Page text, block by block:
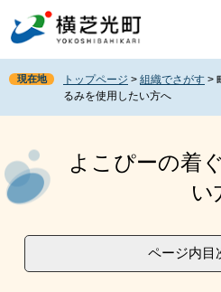
ジ
先
。
ュ
を
て
本
文
現在地 トップページ > 組織でさがす >
るみを使用したい方へ
よこぴーの着
い
ページ内目